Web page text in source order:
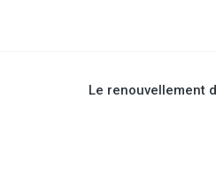
Le renouvellement